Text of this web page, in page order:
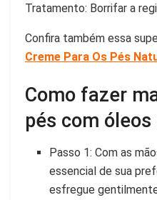
Tratamento: Borrifar a
Confira também essa
Creme Para Os Pés
Como fazer
pés com
Passo 1: Com as
essencial de sua
esfregue